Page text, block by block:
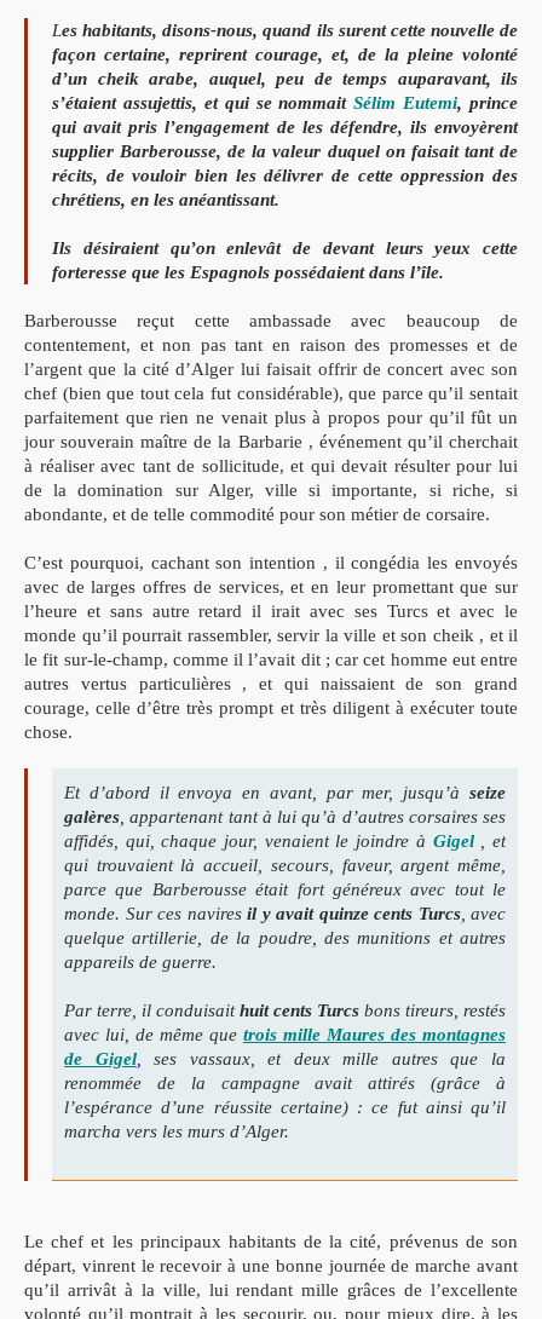
Les habitants, disons-nous, quand ils surent cette nouvelle de
façon certaine, reprirent courage, et, de la pleine volonté
d’un cheik arabe, auquel, peu de temps auparavant, ils
s’étaient assujettis, et qui se nommaitSélim Eutemi, prince
qui avait pris l’engagement de les défendre, ils envoyèrent
supplier Barberousse, de la valeur duquel on faisait tant de
récits, de vouloir bien les délivrer de cette oppression des
chrétiens, en les anéantissant.
Ils désiraient qu’on enlevât de devant leurs yeux cette
forteresse que les Espagnols possédaient dans l’île.
Barberousse reçut cette ambassade avec beaucoup de
contentement, et non pas tant en raison des promesses et de
l’argent que la cité d’Alger lui faisait offrir de concert avec son
chef (bien que tout cela fut considérable), que parce qu’il sentait
parfaitement que rien ne venait plus à propos pour qu’il fût un
jour souverain maître de la Barbarie , événement qu’il cherchait
à réaliser avec tant de sollicitude, et qui devait résulter pour lui
de la domination sur Alger, ville si importante, si riche, si
abondante, et de telle commodité pour son métier de corsaire.
C’est pourquoi, cachant son intention , il congédia les envoyés
avec de larges offres de services, et en leur promettant que sur
l’heure et sans autre retard il irait avec ses Turcs et avec le
monde qu’il pourrait rassembler, servir la ville et son cheik , et il
le fit sur-le-champ, comme il l’avait dit ; car cet homme eut entre
autres vertus particulières , et qui naissaient de son grand
courage, celle d’être très prompt et très diligent à exécuter toute
chose.
Et d’abord il envoya en avant, par mer, jusqu’à seize
galères, appartenant tant à lui qu’à d’autres corsaires ses
affidés, qui, chaque jour, venaient le joindre à Gigel , et
qui trouvaient là accueil, secours, faveur, argent même,
parce que Barberousse était fort généreux avec tout le
monde. Sur ces navires il y avait quinze cents Turcs, avec
quelque artillerie, de la poudre, des munitions et autres
appareils de guerre.
Par terre, il conduisaithuit cents Turcs bons tireurs, restés
avec lui, de même que trois mille Maures des montagnes
de Gigel, ses vassaux, et deux mille autres que la
renommée de la campagne avait attirés (grâce à
l’espérance d’une réussite certaine) : ce fut ainsi qu’il
marcha vers les murs d’Alger.
Le chef et les principaux habitants de la cité, prévenus de son
départ, vinrent le recevoir à une bonne journée de marche avant
qu’il arrivât à la ville, lui rendant mille grâces de l’excellente
volonté qu’il montrait à les secourir, ou, pour mieux dire, à les